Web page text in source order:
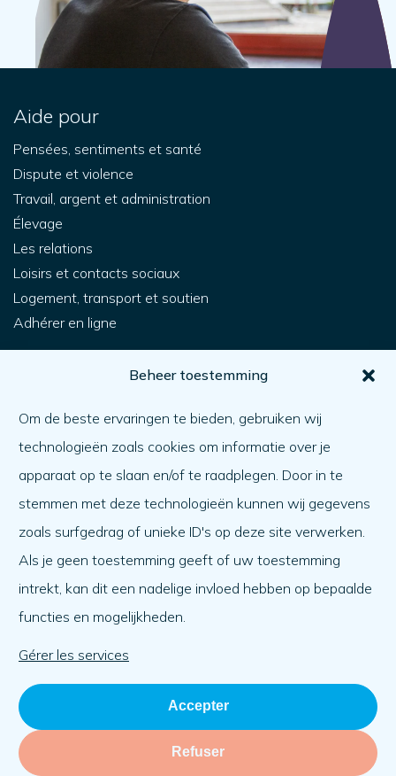
Beheer toestemming
Om de beste ervaringen te bieden, gebruiken wij
technologieën zoals cookies om informatie over je
apparaat op te slaan en/of te raadplegen. Door in te
stemmen met deze technologieën kunnen wij gegevens
zoals surfgedrag of unieke ID's op deze site verwerken.
Als je geen toestemming geeft of uw toestemming
intrekt, kan dit een nadelige invloed hebben op bepaalde
functies en mogelijkheden.
Gérer les services
Accepter
Refuser
Aide pour
Pensées, sentiments et santé
Dispute et violence
Travail, argent et administration
Élevage
Les relations
Loisirs et contacts sociaux
Logement, transport et soutien
Adhérer en ligne
Quoi de neuf ?
Ordre du jour
A propos de nous
A propos de nous
Travailler à
L'équipe